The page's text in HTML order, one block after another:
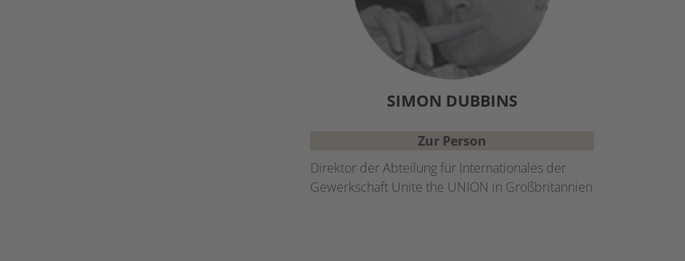
SIMON DUBBINS
Zur Person
Direktor der Abteilung für Internationales der
Gewerkschaft Unite the UNION in Großbritannien